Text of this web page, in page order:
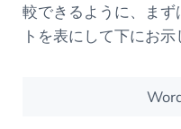
較できるように、ま
トを表にして下にお示